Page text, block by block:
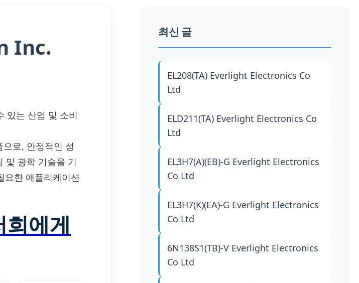
Inc.
있는 산업 및 소비
으로, 안정적인 성
및 광학 기술을 기
요한 애플리케이션
희에게
최신 글
EL208(TA) Everlight Electronics Co
Ltd
ELD211(TA) Everlight Electronics Co
Ltd
EL3H7(A)(EB)-G Everlight Electronics
Co Ltd
EL3H7(K)(EA)-G Everlight Electronics
Co Ltd
6N138S1(TB)-V Everlight Electronics
Co Ltd